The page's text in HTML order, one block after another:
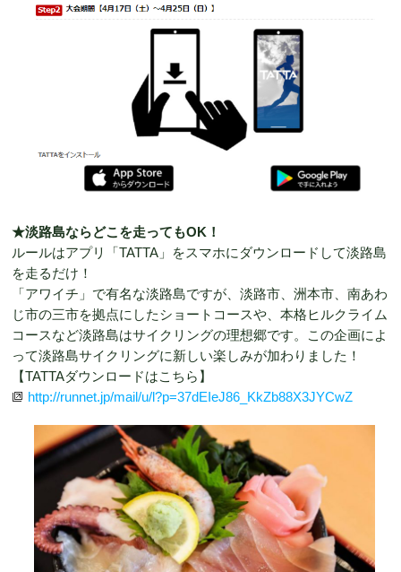
★淡路島ならどこを走ってもOK！
ルールはアプリ「TATTA」をスマホにダウンロードして淡路島
を走るだけ！
「アワイチ」で有名な淡路島ですが、淡路市、洲本市、南あわ
じ市の三市を拠点にしたショートコースや、本格ヒルクライム
コースなど淡路島はサイクリングの理想郷です。この企画によ
って淡路島サイクリングに新しい楽しみが加わりました！
【TATTAダウンロードはこちら】
http://runnet.jp/mail/u/l?p=37dEIeJ86_KkZb88X3JYCwZ